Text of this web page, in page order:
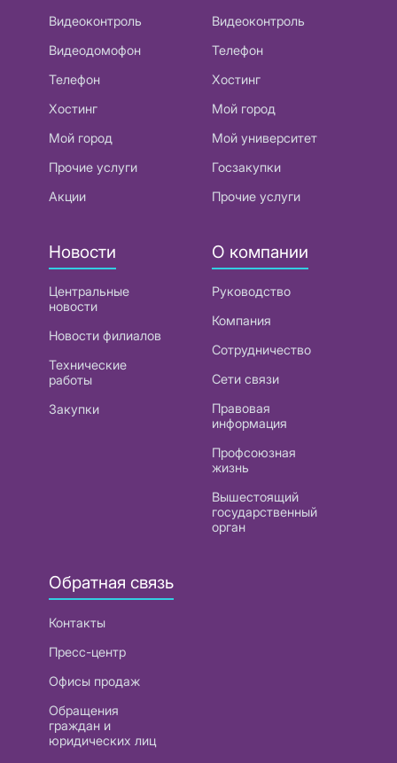
Видеоконтроль
Видеодомофон
Телефон
Хостинг
Мой город
Прочие услуги
Акции
Видеоконтроль
Телефон
Хостинг
Мой город
Мой университет
Госзакупки
Прочие услуги
Новости
Центральные
новости
Новости филиалов
Технические
работы
Закупки
О компании
Руководство
Компания
Сотрудничество
Сети связи
Правовая
информация
Профсоюзная
жизнь
Вышестоящий
государственный
орган
Обратная связь
Контакты
Пресс-центр
Офисы продаж
Обращения
граждан и
юридических лиц